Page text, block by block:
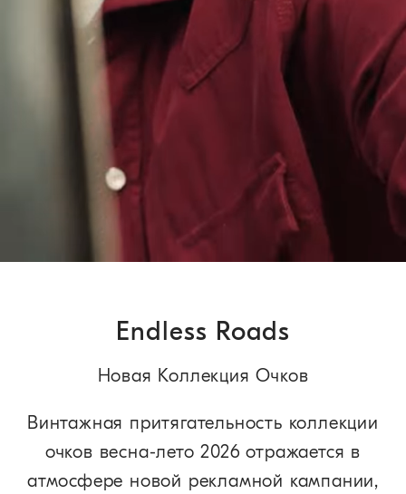
100.00%
Endless Roads
Новая Коллекция Очков
Винтажная притягательность коллекции
очков весна-лето 2026 отражается в
атмосфере новой рекламной кампании,